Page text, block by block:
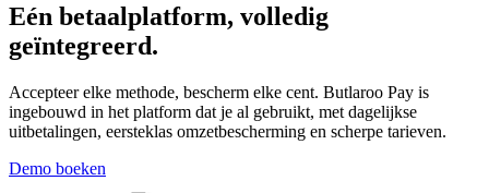
Eén betaalplatform, volledig
geïntegreerd.
Accepteer elke methode, bescherm elke cent. Butlaroo Pay is
ingebouwd in het platform dat je al gebruikt, met dagelijkse
uitbetalingen, eersteklas omzetbescherming en scherpe tarieven.
Demo boeken